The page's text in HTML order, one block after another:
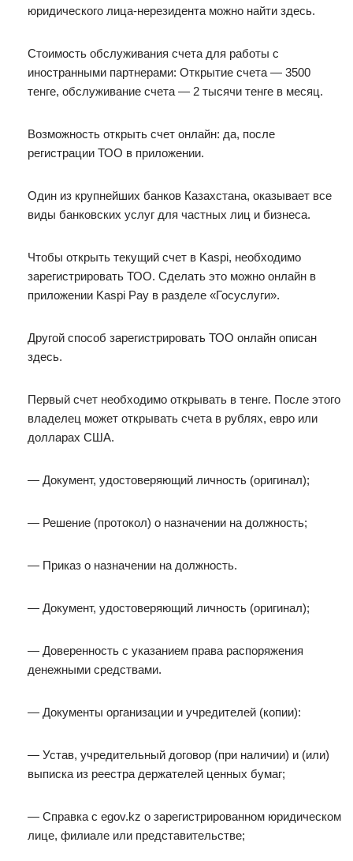
юридического лица-нерезидента можно найти здесь.
Стоимость обслуживания счета для работы с
иностранными партнерами: Открытие счета — 3500
тенге, обслуживание счета — 2 тысячи тенге в месяц.
Возможность открыть счет онлайн: да, после
регистрации ТОО в приложении.
Один из крупнейших банков Казахстана, оказывает все
виды банковских услуг для частных лиц и бизнеса.
Чтобы открыть текущий счет в Kaspi, необходимо
зарегистрировать ТОО. Сделать это можно онлайн в
приложении Kaspi Pay в разделе «Госуслуги».
Другой способ зарегистрировать ТОО онлайн описан
здесь.
Первый счет необходимо открывать в тенге. После этого
владелец может открывать счета в рублях, евро или
долларах США.
— Документ, удостоверяющий личность (оригинал);
— Решение (протокол) о назначении на должность;
— Приказ о назначении на должность.
— Документ, удостоверяющий личность (оригинал);
— Доверенность с указанием права распоряжения
денежными средствами.
— Документы организации и учредителей (копии):
— Устав, учредительный договор (при наличии) и (или)
выписка из реестра держателей ценных бумаг;
— Справка с egov.kz о зарегистрированном юридическом
лице, филиале или представительстве;